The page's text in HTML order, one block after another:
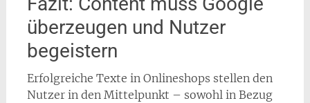
überzeugen und Nutzer
begeistern
Erfolgreiche Texte in Onlineshops stellen den
Nutzer in den Mittelpunkt – sowohl in Bezug